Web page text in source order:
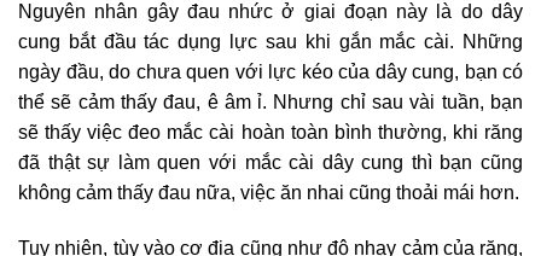
Nguyên nhân gây đau nhức ở giai đoạn này là do dây
cung bắt đầu tác dụng lực sau khi gắn mắc cài. Những
ngày đầu, do chưa quen với lực kéo của dây cung, bạn có
thể sẽ cảm thấy đau, ê âm ỉ. Nhưng chỉ sau vài tuần, bạn
sẽ thấy việc đeo mắc cài hoàn toàn bình thường, khi răng
đã thật sự làm quen với mắc cài dây cung thì bạn cũng
không cảm thấy đau nữa, việc ăn nhai cũng thoải mái hơn.
Tuy nhiên, tùy vào cơ địa cũng như độ nhạy cảm của răng,